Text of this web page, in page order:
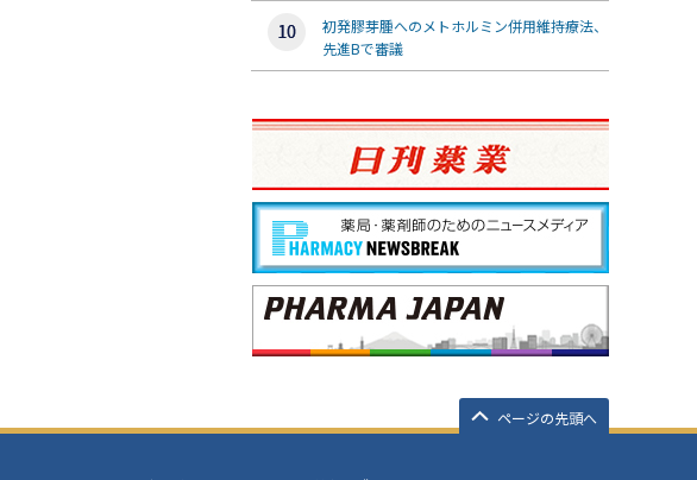
初発膠芽腫へのメトホルミン併用維持療法、
先進Bで審議
ページの先頭へ